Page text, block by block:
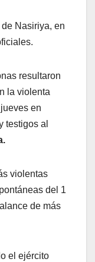
Nasiriya, en
resultaron
la violenta
en
testigos al
violentas
del 1
de más
el ejército